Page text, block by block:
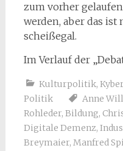
zum vorher
werden, aber das
scheißegal.
Im Verlauf der
Kulturpolitik,
Politik
Anne Will
Rohleder, Bildung,
Digitale Demenz,
Breymaier, Manfred